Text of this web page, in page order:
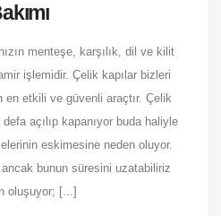
menteşe, karşılık, dil ve kilit
işlemidir. Çelik kapılar bizleri
en etkili ve güvenli araçtır. Çelik
açılıp kapanıyor buda haliyle
eskimesine neden oluyor.
bunun süresini uzatabiliriz
oluşuyor; [...]